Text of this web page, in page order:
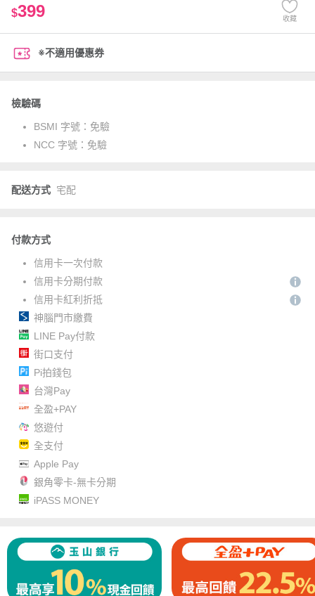
$399 收藏
※不適用優惠券
檢驗碼
BSMI 字號： 免驗
NCC 字號： 免驗
配送方式 宅配
付款方式
信用卡一次付款
信用卡分期付款
信用卡紅利折抵
神腦門市繳費
LINE Pay付款
街口支付
Pi拍錢包
台灣Pay
全盈+PAY
悠遊付
全支付
Apple Pay
銀角零卡-無卡分期
iPASS MONEY